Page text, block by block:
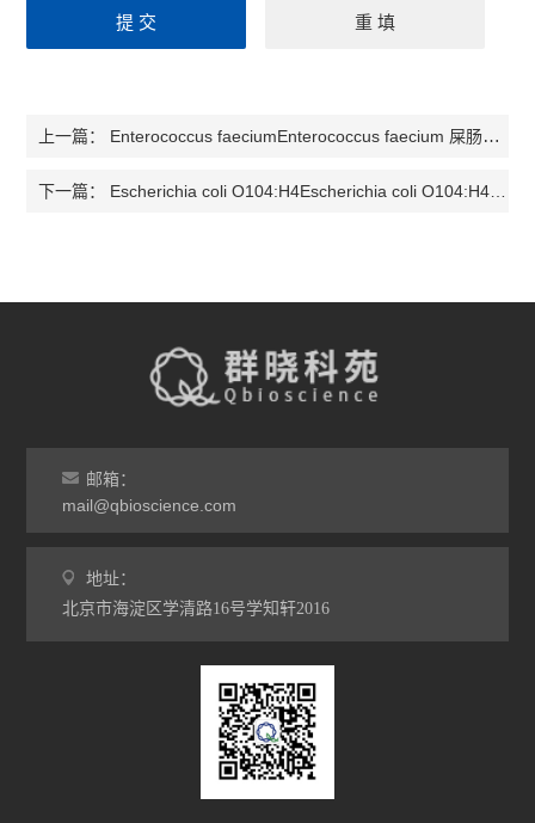
上一篇： Enterococcus faeciumEnterococcus faecium 屎肠球菌检测试剂盒
下一篇： Escherichia coli O104:H4Escherichia coli O104:H4大肠杆菌O104:H4 检测试剂盒
邮箱：
mail@qbioscience.com
地址：
北京市海淀区学清路16号学知轩2016